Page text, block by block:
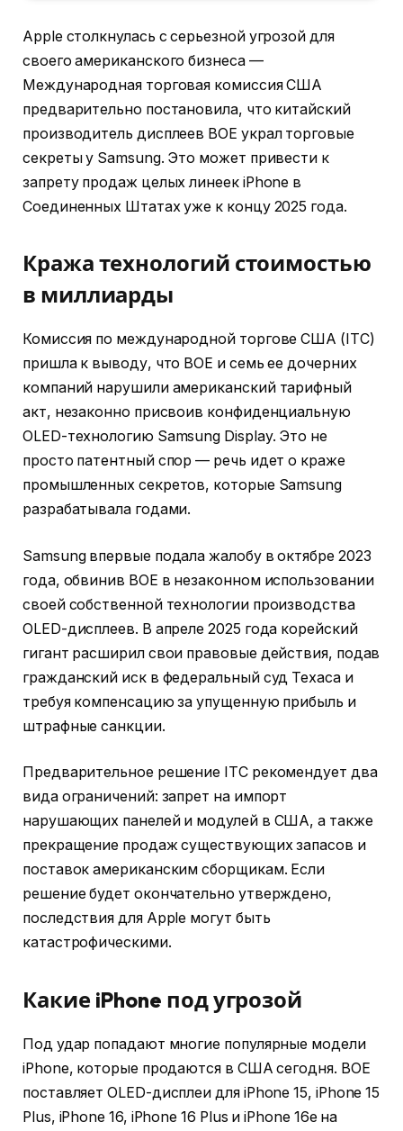
Apple столкнулась с серьезной угрозой для
своего американского бизнеса —
Международная торговая комиссия США
предварительно постановила, что китайский
производитель дисплеев BOE украл торговые
секреты у Samsung. Это может привести к
запрету продаж целых линеек iPhone в
Соединенных Штатах уже к концу 2025 года.
Кража технологий стоимостью
в миллиарды
Комиссия по международной торгове США (ITC)
пришла к выводу, что BOE и семь ее дочерних
компаний нарушили американский тарифный
акт, незаконно присвоив конфиденциальную
OLED-технологию Samsung Display. Это не
просто патентный спор — речь идет о краже
промышленных секретов, которые Samsung
разрабатывала годами.
Samsung впервые подала жалобу в октябре 2023
года, обвинив BOE в незаконном использовании
своей собственной технологии производства
OLED-дисплеев. В апреле 2025 года корейский
гигант расширил свои правовые действия, подав
гражданский иск в федеральный суд Техаса и
требуя компенсацию за упущенную прибыль и
штрафные санкции.
Предварительное решение ITC рекомендует два
вида ограничений: запрет на импорт
нарушающих панелей и модулей в США, а также
прекращение продаж существующих запасов и
поставок американским сборщикам. Если
решение будет окончательно утверждено,
последствия для Apple могут быть
катастрофическими.
Какие iPhone под угрозой
Под удар попадают многие популярные модели
iPhone, которые продаются в США сегодня. BOE
поставляет OLED-дисплеи для iPhone 15, iPhone 15
Plus, iPhone 16, iPhone 16 Plus и iPhone 16e на